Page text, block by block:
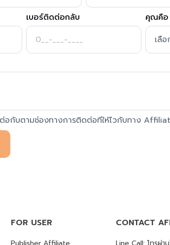
เบอร์ติดต่อกลับ คุณคือ
อกับตามช่องทางการติดต่อทีให้ไวกับทาง
FOR USER CONTACT